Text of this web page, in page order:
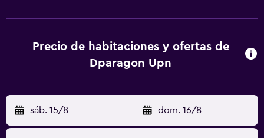
habitaciones cuentan con nevera. Templo de Prambanan
está a 14 km del alojamiento, y Templo Borobudur está a 41
Precio de habitaciones y ofertas de
Dparagon Upn
sáb. 15/8 - dom. 16/8